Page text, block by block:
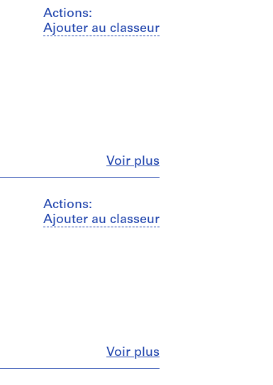
Actions:
Ajouter au classeur
Voir plusFermer
Actions:
Ajouter au classeur
Voir plusFermer